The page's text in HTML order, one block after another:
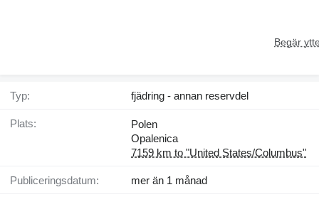
Begär
Typ: fjädring - annan reservdel
Plats:
Polen
Opalenica
7159 km to "United States/Columbus"
Publiceringsdatum: mer än 1 månad